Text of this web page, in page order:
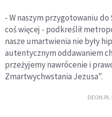
- W naszym przygotowaniu
coś więcej - podkreślił
nasze umartwienia nie były
autentycznym oddawaniem
przeżyjemy nawrócenie i
Zmartwychwstania Jezusa".
DEON.PL